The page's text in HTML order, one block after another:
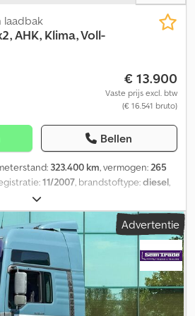
laadbak
AHK, Klima, Voll-
€ 13.900
Vaste prijs excl. btw
(€ 16.541 bruto)
Bellen
323.400 km, vermogen: 265
11/2007 , brandstoftype:diesel
, asconfiguratie:
overbrenging:mechanisch,
lengte:8.700 mm
, totale breedte:
3.500 mm , laadruimte inhoud: 9 m³,
, laadruimtebreedte: 2.480 mm,
, Uitrusting:ABS, airconditioning,
borden, 1x deelbaar in mm,
per zijde, aanhangwagenkoppeling
Advertentie